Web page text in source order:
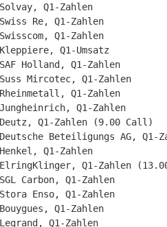
Q1-Zahlen
Re, Q1-Zahlen
Q1-Zahlen
Q1-Umsatz
Holland, Q1-Zahlen
Mircotec, Q1-Zahlen
Q1-Zahlen
Q1-Zahlen
Q1-Zahlen (9.00 Call)
Beteiligungs AG, Q1-
Q1-Zahlen
ElringKlinger, Q1-Zahlen
Carbon, Q1-Zahlen
Enso, Q1-Zahlen
Q1-Zahlen
Q1-Zahlen